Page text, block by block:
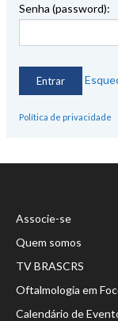
Senha (password):
Política de privacidade
Associe-se
Quem somos
TV BRASCRS
Oftalmologia em
Calendário de